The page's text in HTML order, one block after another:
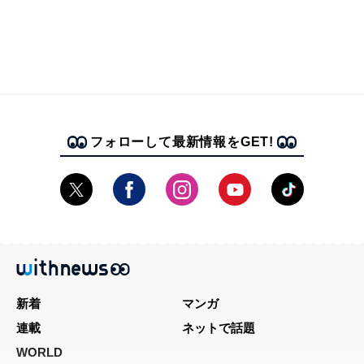
フォローして最新情報をGET!
新着
マンガ
連載
ネットで話題
WORLD